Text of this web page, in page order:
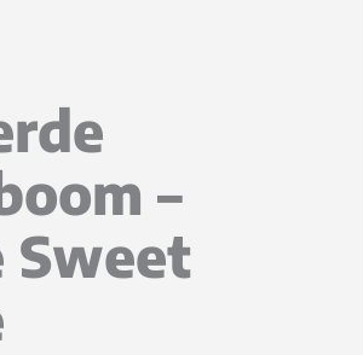
–
Sweet